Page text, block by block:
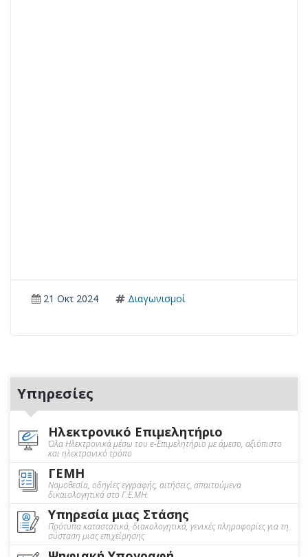
21 Οκτ 2024 Διαγωνισμοί
Υπηρεσίες
Ηλεκτρονικό Επιμελητήριο
Όλα Ηλεκτρονικά μέσω του e-Επιμελητήριο με άμεσο, αξιόπιστο
και ηλεκτρονικό τρόπο
ΓΕΜΗ
Νομοθεσία, οδηγίες εγγραφής, αιτήσεις, απαιτούμενα
δικαιολογητικά στο Γ.Ε.ΜΗ.
Υπηρεσία μιας Στάσης
Πρότυπα καταστατικά, διακολογητικά, γενικές πληροφορίες για τη
σύσταση μιας επιχείρησης